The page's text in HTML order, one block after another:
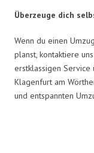
Überzeuge dich
Wenn du einen
planst, kontaktiere
erstklassigen Service
Klagenfurt am
und entspannten